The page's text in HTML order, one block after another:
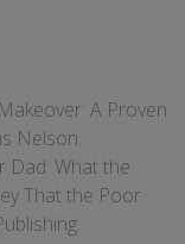
A Proven
Nelson.
Dad: What the
That the Poor